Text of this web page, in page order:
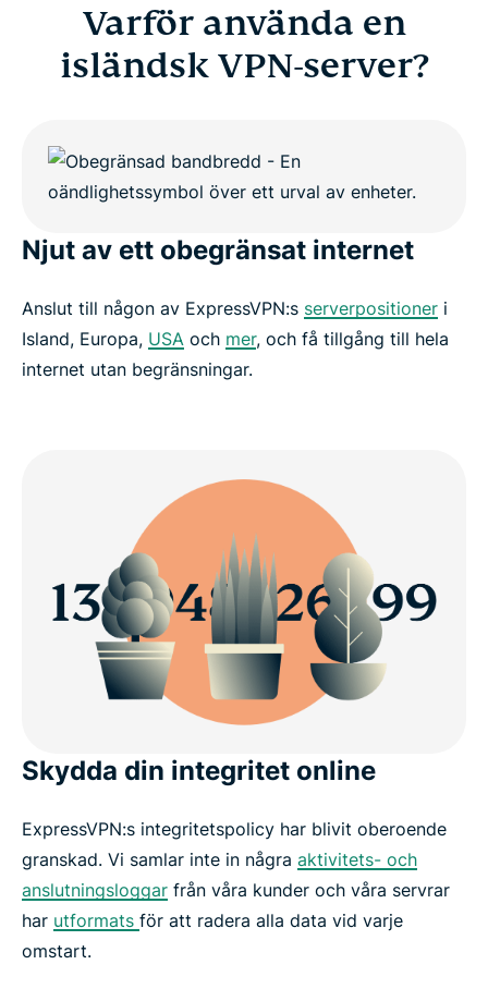
Varför använda en
isländsk VPN-server?
Njut av ett obegränsat internet
Anslut till någon av ExpressVPN:s serverpositioner i
Island, Europa, USA och mer, och få tillgång till hela
internet utan begränsningar.
Skydda din integritet online
ExpressVPN:s integritetspolicy har blivit oberoende
granskad. Vi samlar inte in några aktivitets- och
anslutningsloggar från våra kunder och våra servrar
har utformats för att radera alla data vid varje
omstart.